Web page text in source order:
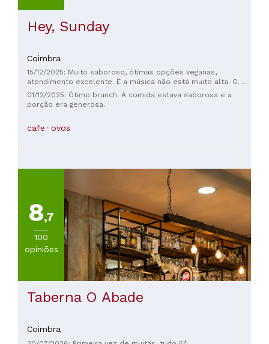
Hey, Sunday
Coimbra
15/12/2025: Muito saboroso, ótimas opções veganas,
atendimento excelente. E a música não está muito alta. O
que mais se pode pedir?
01/12/2025: Ótimo brunch. A comida estava saborosa e a
porção era generosa.
cafe ovos
8,7
100
opiniões
Taberna O Abade
Coimbra